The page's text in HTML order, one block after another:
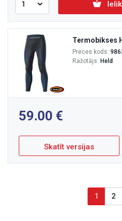
Termobikses
Preces kods:
Ražotājs: Held
59.00
Skatīt versijas
1 2